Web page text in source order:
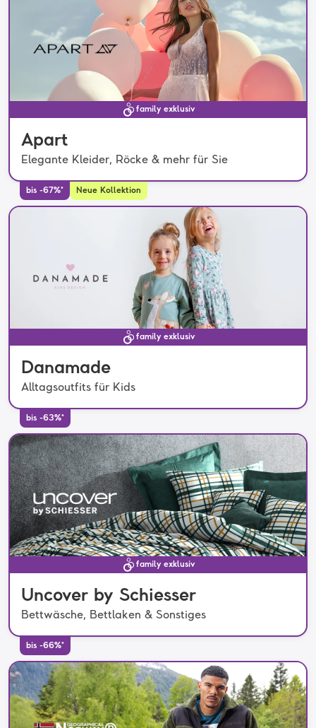
family exklusiv
Apart
Elegante Kleider, Röcke & mehr für Sie
bis -67%* Neue Kollektion
family exklusiv
Danamade
Alltagsoutfits für Kids
bis -63%*
family exklusiv
Uncover by Schiesser
Bettwäsche, Bettlaken & Sonstiges
bis -66%*